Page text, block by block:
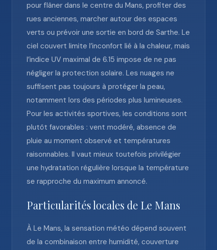
pour flâner dans le centre du Mans, profiter des
rues anciennes, marcher autour des espaces
verts ou prévoir une sortie en bord de Sarthe. Le
ciel couvert limite l’inconfort lié à la chaleur, mais
l’indice UV maximal de 6.15 impose de ne pas
négliger la protection solaire. Les nuages ne
suffisent pas toujours à protéger la peau,
notamment lors des périodes plus lumineuses.
Pour les activités sportives, les conditions sont
plutôt favorables : vent modéré, absence de
pluie au moment observé et températures
raisonnables. Il vaut mieux toutefois privilégier
une hydratation régulière lorsque la température
se rapproche du maximum annoncé.
Particularités locales de Le Mans
À Le Mans, la sensation météo dépend souvent
de la combinaison entre humidité, couverture